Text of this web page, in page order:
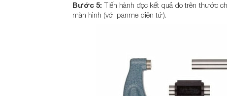
Bước 5: Tiến hành đọc kết quả đo trên thước
màn hình (với panme điện tử).